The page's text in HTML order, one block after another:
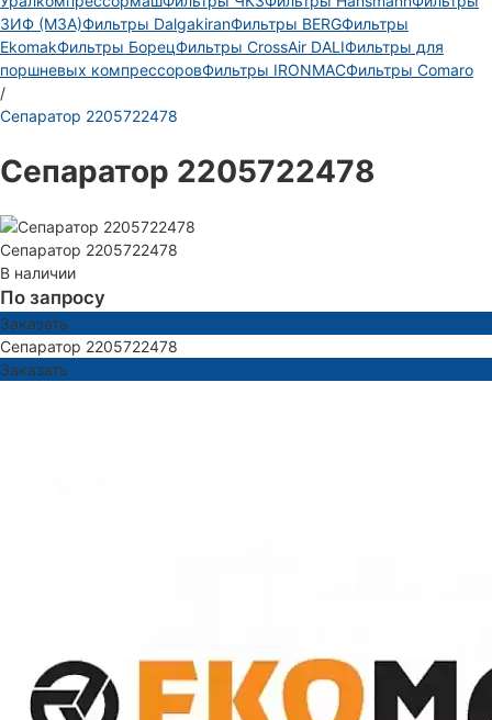
ЗИФ (МЗА)Фильтры DalgakiranФильтры BERGФильтры
EkomakФильтры БорецФильтры CrossAir DALIФильтры для
поршневых компрессоровФильтры IRONMACФильтры Comaro
/
Сепаратор 2205722478
Сепаратор 2205722478
Сепаратор 2205722478
В наличии
По запросу
Заказать
Сепаратор 2205722478
Заказать